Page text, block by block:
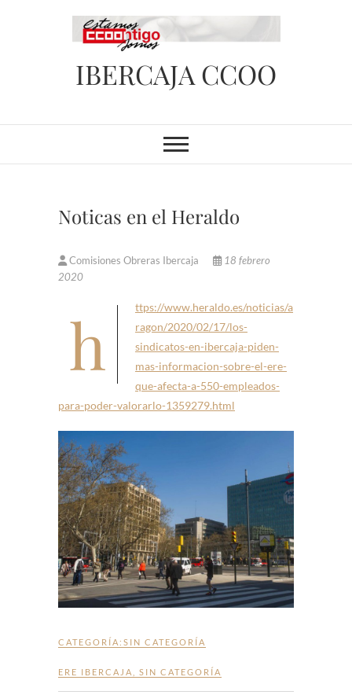
IBERCAJA CCOO
Noticas en el Heraldo
Comisiones Obreras Ibercaja
18 febrero
2020
https://www.heraldo.es/noticias/a
ragon/2020/02/17/los-
sindicatos-en-ibercaja-piden-
mas-informacion-sobre-el-ere-
que-afecta-a-550-empleados-
para-poder-valorarlo-1359279.html
CATEGORÍA: SIN CATEGORÍA
ERE IBERCAJA SIN CATEGORÍA